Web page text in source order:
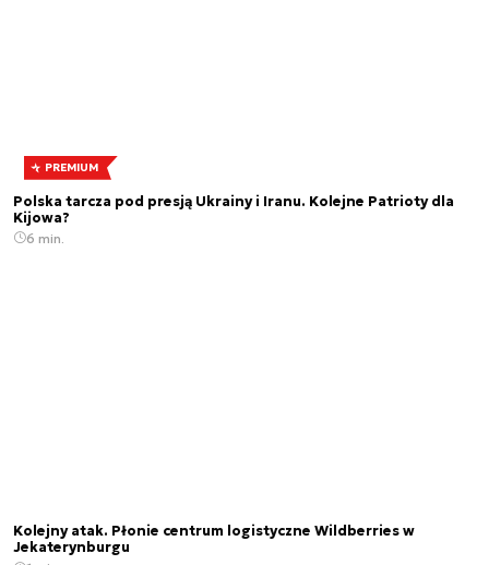
PREMIUM
Polska tarcza pod presją Ukrainy i Iranu. Kolejne Patrioty dla
Kijowa?
6 min.
Kolejny atak. Płonie centrum logistyczne Wildberries w
Jekaterynburgu